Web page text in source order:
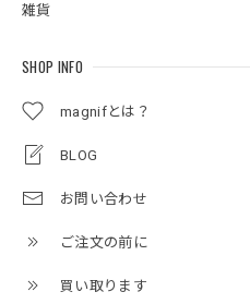
雑貨
SHOP INFO
magnifとは？
BLOG
お問い合わせ
ご注文の前に
買い取ります